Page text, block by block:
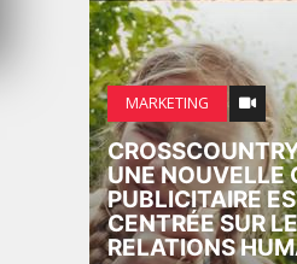
MARKETING
UNE NOUVELLE
PUBLICITAIRE
CENTRÉE SUR
RELATIONS